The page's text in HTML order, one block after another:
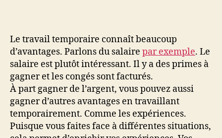
Le travail temporaire connaît beaucoup
d’avantages. Parlons du salaire par exemple. Le
salaire est plutôt intéressant. Il y a des primes à
gagner et les congés sont facturés.
À part gagner de l’argent, vous pouvez aussi
gagner d’autres avantages en travaillant
temporairement. Comme les expériences.
Puisque vous faites face à différentes situations,